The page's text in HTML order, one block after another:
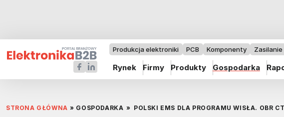
Produkcja elektroniki PCB Komponenty Zasilanie
Rynek Firmy Produkty Gospodarka
STRONA GŁÓWNA » GOSPODARKA » POLSKI EMS DLA PROGRAMU WISŁA. OBR